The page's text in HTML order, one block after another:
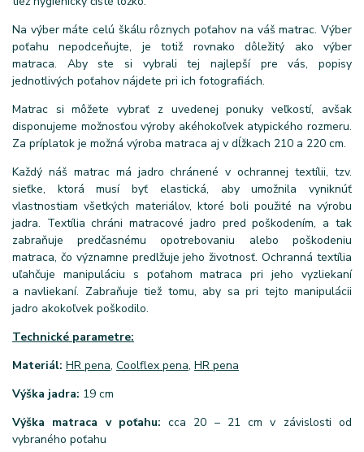
Na výber máte celú škálu rôznych poťahov na váš matrac. Výber
poťahu nepodceňujte, je totiž rovnako dôležitý ako výber
matraca. Aby ste si vybrali tej najlepší pre vás, popisy
jednotlivých poťahov nájdete pri ich fotografiách.
Matrac si môžete vybrať z uvedenej ponuky veľkostí, avšak
disponujeme možnosťou výroby akéhokoľvek atypického rozmeru.
Za príplatok je možná výroba matraca aj v dĺžkach 210 a 220 cm.
Každý náš matrac má jadro chránené v ochrannej textílii, tzv.
sieťke, ktorá musí byť elastická, aby umožnila vyniknúť
vlastnostiam všetkých materiálov, ktoré boli použité na výrobu
jadra. Textília chráni matracové jadro pred poškodením, a tak
zabraňuje predčasnému opotrebovaniu alebo poškodeniu
matraca, čo významne predlžuje jeho životnosť. Ochranná textília
uľahčuje manipuláciu s poťahom matraca pri jeho vyzliekaní
a navliekaní. Zabraňuje tiež tomu, aby sa pri tejto manipulácii
jadro akokoľvek poškodilo.
Technické parametre:
Materiál: HR pena, Coolflex pena, HR pena
Výška jadra: 19 cm
Výška matraca v poťahu: cca 20 – 21 cm v závislosti od
vybraného poťahu